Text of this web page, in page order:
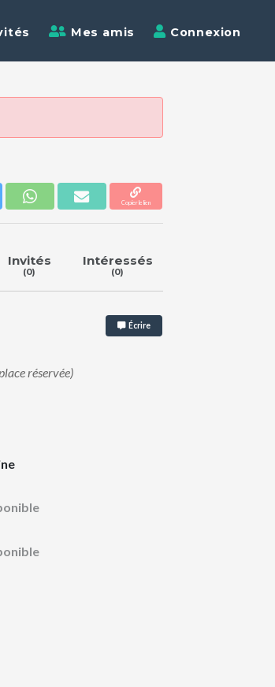
Mes amis Connexion
Copier le lien
Invités
(0)
Intéressés
(0)
Écrire
réservée)